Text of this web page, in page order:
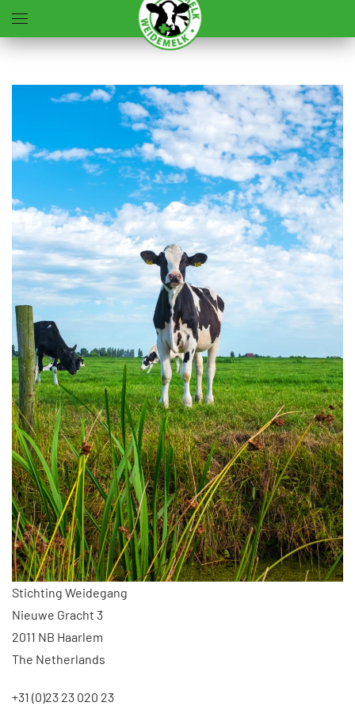
Skip to main content
Stichting Weidegang
Nieuwe Gracht 3
2011 NB Haarlem
The Netherlands
+31 (0)23 23 020 23